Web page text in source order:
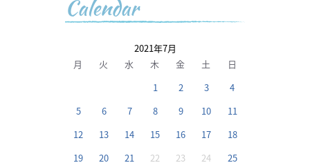
Calendar
2021年7月
月
火 水 木 金 土 日
1 2 3
4
5
6 7 8 9 10
11
12
13 14 15 16 17
18
19
20 21 22 23 24
25